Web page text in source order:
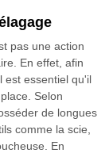
pas une action
En effet, afin
est essentiel qu'il
Selon
de longues
comme la scie,
En